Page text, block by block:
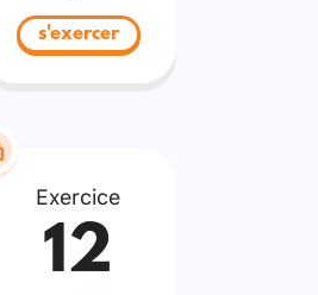
s'exercer
Exercice
12